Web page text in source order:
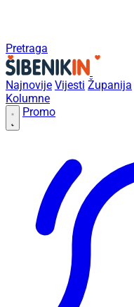
Pretraga
Najnovije Vijesti Županija
Kolumne
Promo